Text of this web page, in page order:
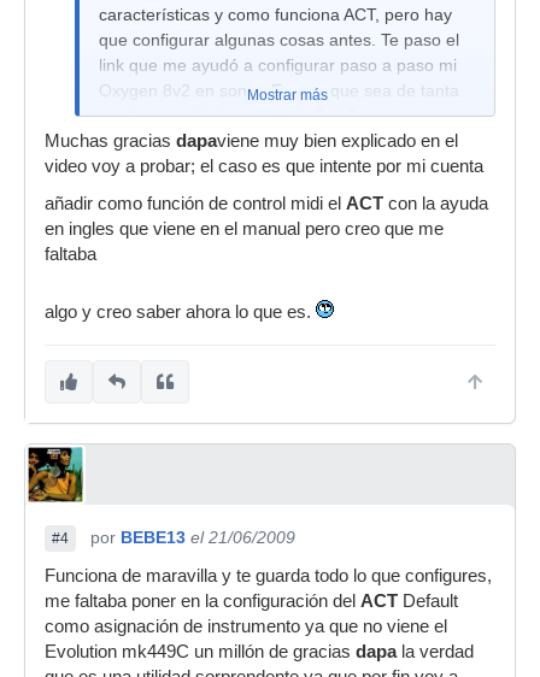
características y como funciona ACT, pero hay
que configurar algunas cosas antes. Te paso el
link que me ayudó a configurar paso a paso mi
Oxygen 8v2 en sonar. Espero que sea de tanta
ayuda como lo fue para mí. Salu2.
http://www.pcmusicsupply.com/
Mostrar más
Muchas gracias dapaviene muy bien explicado en el
video voy a probar; el caso es que intente por mi cuenta
añadir como función de control midi el ACT con la ayuda
en ingles que viene en el manual pero creo que me
faltaba
algo y creo saber ahora lo que es.
#4 por BEBE13 el 21/06/2009
Funciona de maravilla y te guarda todo lo que configures,
me faltaba poner en la configuración del ACT Default
como asignación de instrumento ya que no viene el
Evolution mk449C un millón de gracias dapala verdad